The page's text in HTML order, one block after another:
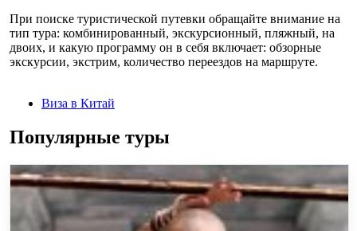
При поиске туристической путевки обращайте внимание на
тип тура: комбинированный, экскурсионный, пляжный, на
двоих, и какую программу он в себя включает: обзорные
экскурсии, экстрим, количество переездов на маршруте.
Виза в Китай
Популярные туры